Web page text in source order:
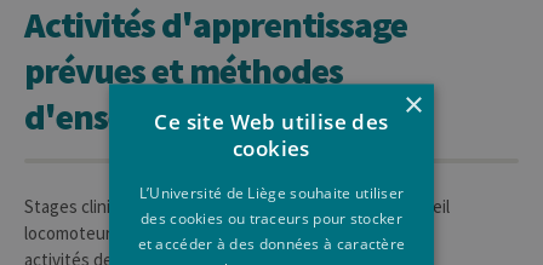
Activités d'apprentissage
prévues et méthodes
d'enseignement
Stages cliniques dans le service de chirurgie de l'appareil
locomoteur :
activités de consultation
×
Ce site Web utilise des
cookies
L’Université de Liège souhaite utiliser
des cookies ou traceurs pour stocker
et accéder à des données à caractère